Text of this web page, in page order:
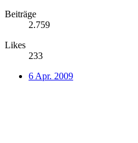
Beiträge
2.759
Likes
233
6 Apr. 2009